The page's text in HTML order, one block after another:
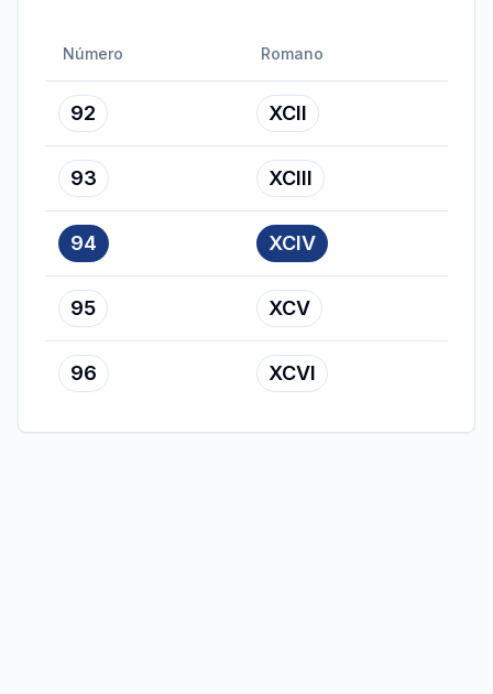
Número Romano
92 XCII
93 XCIII
94 XCIV
95 XCV
96 XCVI